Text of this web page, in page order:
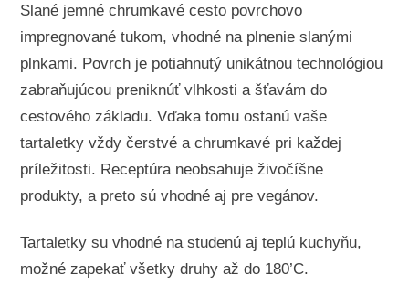
Slané jemné chrumkavé cesto povrchovo
impregnované tukom, vhodné na plnenie slanými
plnkami. Povrch je potiahnutý unikátnou technológiou
zabraňujúcou preniknúť vlhkosti a šťavám do
cestového základu. Vďaka tomu ostanú vaše
tartaletky vždy čerstvé a chrumkavé pri každej
príležitosti. Receptúra neobsahuje živočíšne
produkty, a preto sú vhodné aj pre vegánov.
Tartaletky su vhodné na studenú aj teplú kuchyňu,
možné zapekať všetky druhy až do 180’C.